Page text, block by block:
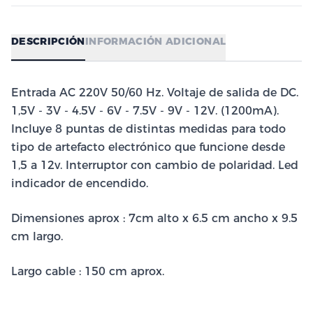
DESCRIPCIÓNINFORMACIÓN ADICIONAL
Entrada AC 220V 50/60 Hz. Voltaje de salida de DC.
1,5V - 3V - 4.5V - 6V - 7.5V - 9V - 12V. (1200mA).
Incluye 8 puntas de distintas medidas para todo
tipo de artefacto electrónico que funcione desde
1,5 a 12v. Interruptor con cambio de polaridad. Led
indicador de encendido.
Dimensiones aprox : 7cm alto x 6.5 cm ancho x 9.5
cm largo.
Largo cable : 150 cm aprox.